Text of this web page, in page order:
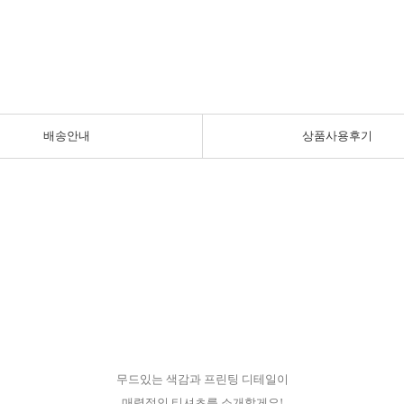
배송안내 상품사용후기
무드있는 색감과 프린팅 디테일이